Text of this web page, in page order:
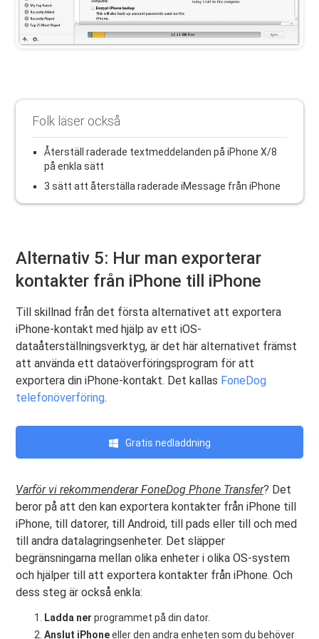
Folk läser också
Återställ raderade textmeddelanden på iPhone X/8
på enkla sätt
3 sätt att återställa raderade iMessage från iPhone
Alternativ 5: Hur man exporterar
kontakter från iPhone till iPhone
Till skillnad från det första alternativet att exportera
iPhone-kontakt med hjälp av ett iOS-
dataåterställningsverktyg, är det här alternativet främst
att använda ett dataöverföringsprogram för att
exportera din iPhone-kontakt. Det kallas FoneDog
telefonöverföring.
Gratis nedladdning
Varför vi rekommenderar FoneDog Phone Transfer? Det
beror på att den kan exportera kontakter från iPhone till
iPhone, till datorer, till Android, till pads eller till och med
till andra datalagringsenheter. Det släpper
begränsningarna mellan olika enheter i olika OS-system
och hjälper till att exportera kontakter från iPhone. Och
dess steg är också enkla:
Ladda ner programmet på din dator.
Anslut iPhoneeller den andra enheten som du behöver